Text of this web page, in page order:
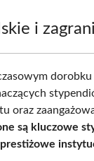
i
dorobku
oraz
są kluczowe